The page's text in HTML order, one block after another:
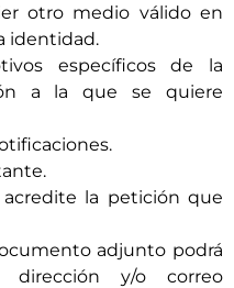
otro medio válido en
identidad.
específicos de la
a la que se quiere
la petición que
adjunto podrá
y/o correo